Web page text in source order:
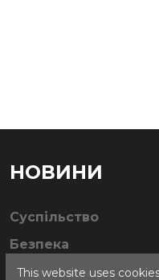
This website uses
НОВИНИ
Суспільство
Безпека